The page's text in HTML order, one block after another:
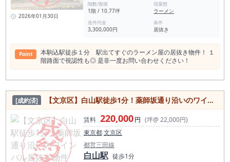
2026年01月30日
階数/面積
1階 / 10.77坪
現業態
ラーメン
造作代金
3,300,000円
条件
居抜き
Point
本駒込駅徒歩１分 駅出てすぐのラーメン屋の居抜き物件！ １
階路面で視認性も◎ 是非一度お問い合わせください！
[成約済] 【文京区】白山駅徒歩1分！薬師坂通り沿いのワインバル居抜き物件
賃料 220,000円 (坪@ 22,000円)
東京都文京区
都営三田線
白山駅 徒歩1分